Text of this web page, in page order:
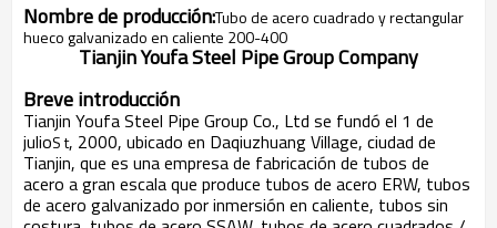
Nombre de producción:Tubo de acero cuadrado y rectangular
hueco galvanizado en caliente 200-400
Tianjin Youfa Steel Pipe Group Company
Breve introducción
Tianjin Youfa Steel Pipe Group Co., Ltd se fundó el 1 de
julioS t, 2000, ubicado en Daqiuzhuang Village, ciudad de
Tianjin, que es una empresa de fabricación de tubos de
acero a gran escala que produce tubos de acero ERW, tubos
de acero galvanizado por inmersión en caliente, tubos sin